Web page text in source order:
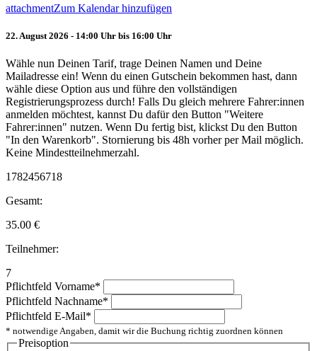
attachmentZum Kalendar hinzufügen
22. August 2026 - 14:00 Uhr bis 16:00 Uhr
Wähle nun Deinen Tarif, trage Deinen Namen und Deine
Mailadresse ein! Wenn du einen Gutschein bekommen hast, dann
wähle diese Option aus und führe den vollständigen
Registrierungsprozess durch! Falls Du gleich mehrere Fahrer:innen
anmelden möchtest, kannst Du dafür den Button "Weitere
Fahrer:innen" nutzen. Wenn Du fertig bist, klickst Du den Button
"In den Warenkorb". Stornierung bis 48h vorher per Mail möglich.
Keine Mindestteilnehmerzahl.
1782456718
Gesamt:
35.00 €
Teilnehmer:
7
Pflichtfeld Vorname*
Pflichtfeld Nachname*
Pflichtfeld E-Mail*
* notwendige Angaben, damit wir die Buchung richtig zuordnen können
Preisoption